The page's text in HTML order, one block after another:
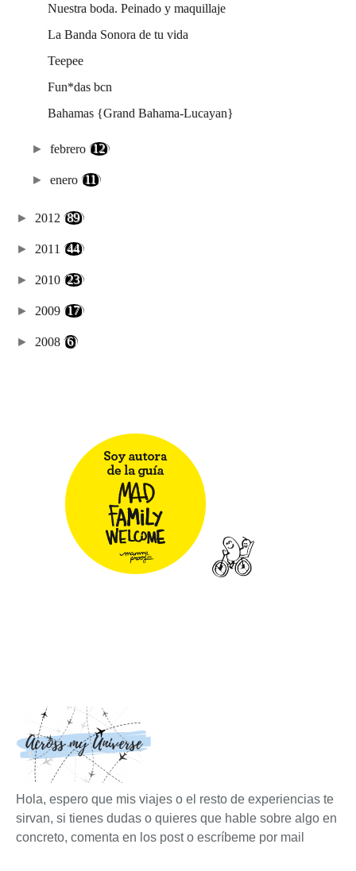
Nuestra boda. Peinado y maquillaje
La Banda Sonora de tu vida
Teepee
Fun*das bcn
Bahamas {Grand Bahama-Lucayan}
►febrero (12)
►enero(11)
► 2012 (89)
► 2011 (44)
► 2010 (23)
► 2009 (17)
► 2008 (6)
Hola, espero que mis viajes o el resto de experiencias te
sirvan, si tienes dudas o quieres que hable sobre algo en
concreto, comenta en los post o escríbeme por mail